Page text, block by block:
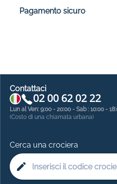
Pagamento sicuro
Contattaci
02 00 62 02 22
Lun al Ven: 9:00 - 20:00 - Sab : 10:00 -
(Costo di una chiamata urbana)
Cerca una crociera